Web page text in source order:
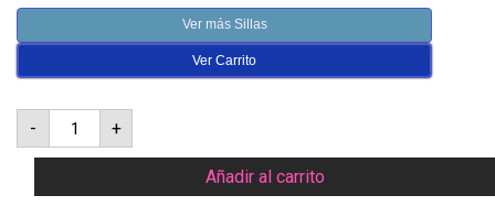
Ver más Sillas
Ver Carrito
-
Silla
trono
Isabelina
Alta
+
Añadir al carrito